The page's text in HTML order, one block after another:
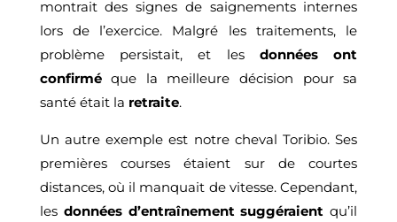
montrait des signes de saignements internes
lors de l’exercice. Malgré les traitements, le
problème persistait, et les données ont
confirméque la meilleure décision pour sa
santé était la retraite.
Un autre exemple est notre cheval Toribio. Ses
premières courses étaient sur de courtes
distances, où il manquait de vitesse. Cependant,
les données d’entraînement suggéraient qu’il